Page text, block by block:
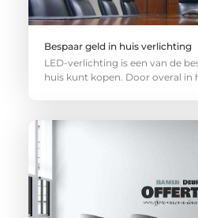
Bespaar geld in huis verlichting
LED-verlichting is een van de
huis kunt kopen. Door overal in